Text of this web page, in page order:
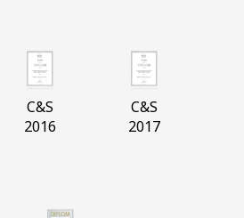
C&S
2016
C&S
2017